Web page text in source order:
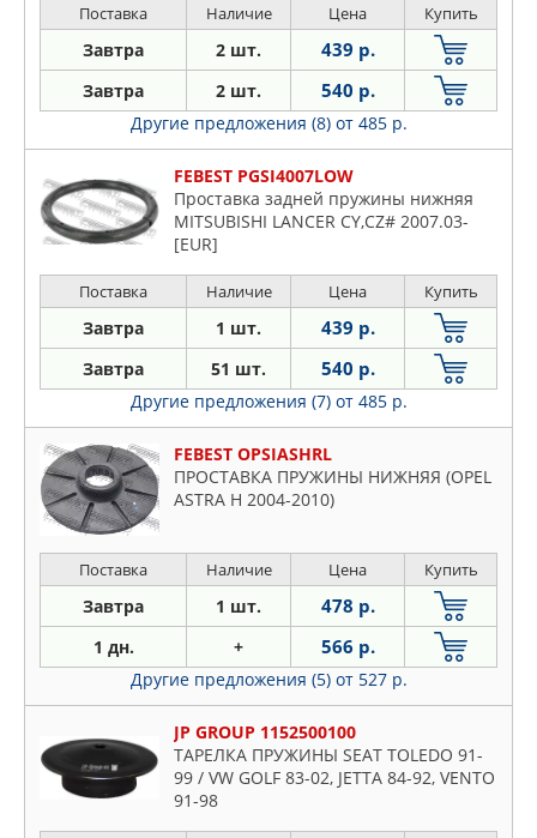
Поставка Наличие Цена Купить
Завтра 2 шт. 439 р.
Завтра 2 шт. 540 р.
Другие предложения (8) от 485 р.
FEBEST PGSI4007LOW
Проставка задней пружины нижняя
MITSUBISHI LANCER CY,CZ# 2007.03-
[EUR]
Поставка Наличие Цена Купить
Завтра 1 шт. 439 р.
Завтра 51 шт. 540 р.
Другие предложения (7) от 485 р.
FEBEST OPSIASHRL
ПРОСТАВКА ПРУЖИНЫ НИЖНЯЯ (OPEL
ASTRA H 2004-2010)
Поставка Наличие Цена Купить
Завтра 1 шт. 478 р.
1 дн. + 566 р.
Другие предложения (5) от 527 р.
JP GROUP 1152500100
ТАРЕЛКА ПРУЖИНЫ SEAT TOLEDO 91-
99 / VW GOLF 83-02, JETTA 84-92, VENTO
91-98